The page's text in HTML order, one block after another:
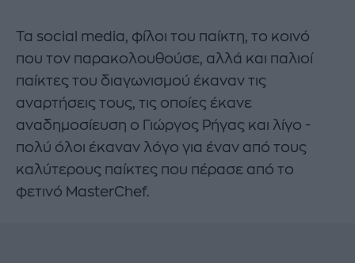
Τα social media, φίλοι του παίκτη, το κοινό
που τον παρακολουθούσε, αλλά και παλιοί
παίκτες του διαγωνισμού έκαναν τις
αναρτήσεις τους, τις οποίες έκανε
αναδημοσίευση ο Γιώργος Ρήγας και λίγο -
πολύ όλοι έκαναν λόγο για έναν από τους
καλύτερους παίκτες που πέρασε από το
φετινό MasterChef.